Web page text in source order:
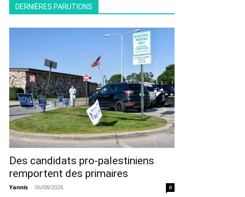
DERNIÈRES PARUTIONS
Des candidats pro-palestiniens
remportent des primaires
Yannis - 06/08/2026 0